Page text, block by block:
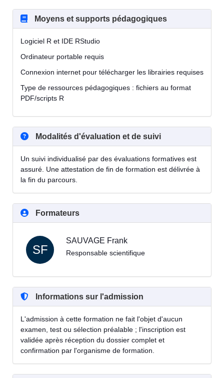
Moyens et supports pédagogiques
Logiciel R et IDE RStudio
Ordinateur portable requis
Connexion internet pour télécharger les librairies requises
Type de ressources pédagogiques : fichiers au format
PDF/scripts R
Modalités d'évaluation et de suivi
Un suivi individualisé par des évaluations formatives est
assuré. Une attestation de fin de formation est délivrée à
la fin du parcours.
Formateurs
SF
SAUVAGE Frank
Responsable scientifique
Informations sur l'admission
L'admission à cette formation ne fait l'objet d'aucun
examen, test ou sélection préalable ; l'inscription est
validée après réception du dossier complet et
confirmation par l'organisme de formation.